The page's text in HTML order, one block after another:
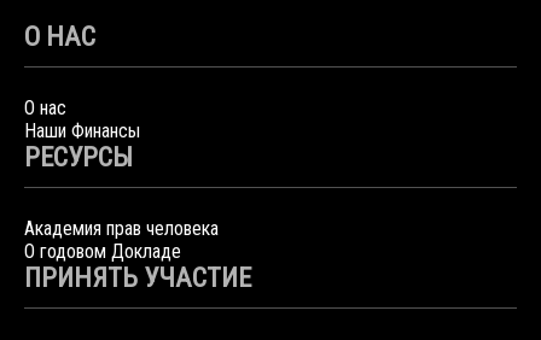
О НАС
О нас
Наши Финансы
РЕСУРСЫ
Академия прав человека
О годовом Докладе
ПРИНЯТЬ УЧАСТИЕ